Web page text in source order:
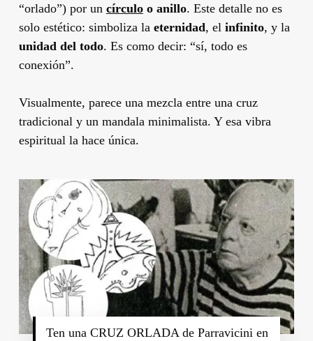
“orlado”) por un círculoo anillo. Este detalle no es
solo estético: simboliza la eternidad, el infinito, y la
unidad del todo. Es como decir: “sí, todo es
conexión”.
Visualmente, parece una mezcla entre una cruz
tradicional y un mandala minimalista. Y esa vibra
espiritual la hace única.
Ten una CRUZ ORLADA de Parravicini en